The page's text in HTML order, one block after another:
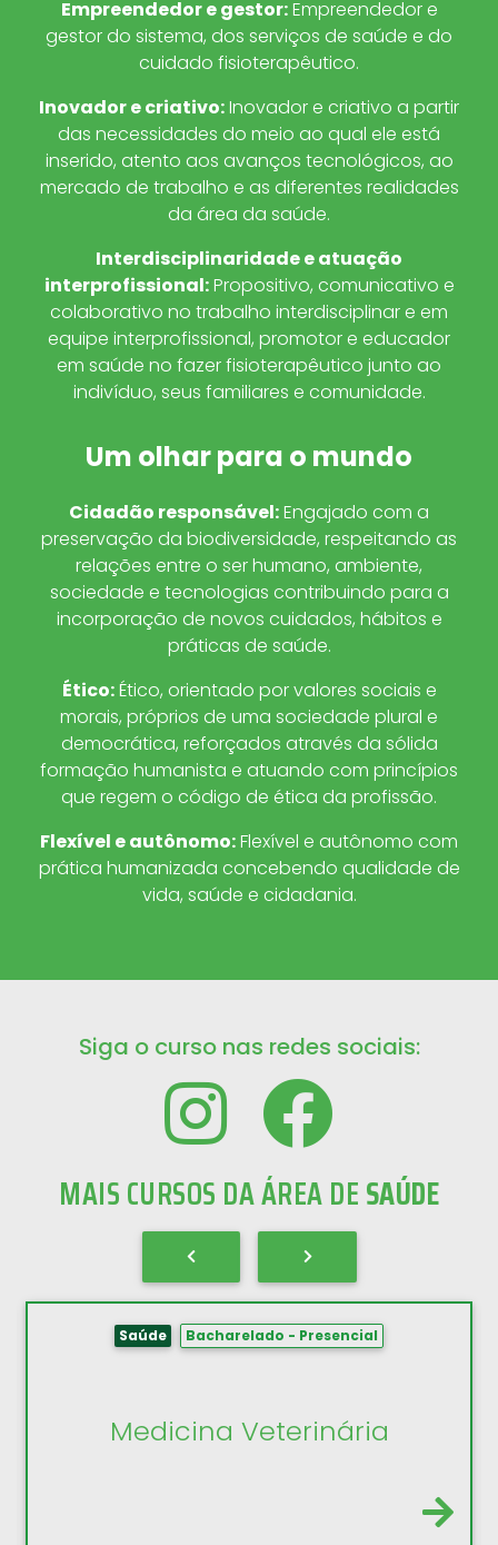
Empreendedor e gestor:Empreendedor e
gestor do sistema, dos serviços de saúde e do
cuidado fisioterapêutico.
Inovador e criativo:Inovador e criativo a partir
das necessidades do meio ao qual ele está
inserido, atento aos avanços tecnológicos, ao
mercado de trabalho e as diferentes realidades
da área da saúde.
Interdisciplinaridade e atuação
interprofissional:Propositivo, comunicativo e
colaborativo no trabalho interdisciplinar e em
equipe interprofissional, promotor e educador
em saúde no fazer fisioterapêutico junto ao
indivíduo, seus familiares e comunidade.
Um olhar para o mundo
Cidadão responsável:Engajado com a
preservação da biodiversidade, respeitando as
relações entre o ser humano, ambiente,
sociedade e tecnologias contribuindo para a
incorporação de novos cuidados, hábitos e
práticas de saúde.
Ético:Ético, orientado por valores sociais e
morais, próprios de uma sociedade plural e
democrática, reforçados através da sólida
formação humanista e atuando com princípios
que regem o código de ética da profissão.
Flexível e autônomo:Flexível e autônomo com
prática humanizada concebendo qualidade de
vida, saúde e cidadania.
Siga o curso nas redes sociais:
MAIS CURSOS DA ÁREA DESAÚDE
Saúde Bacharelado - Presencial
Medicina Veterinária